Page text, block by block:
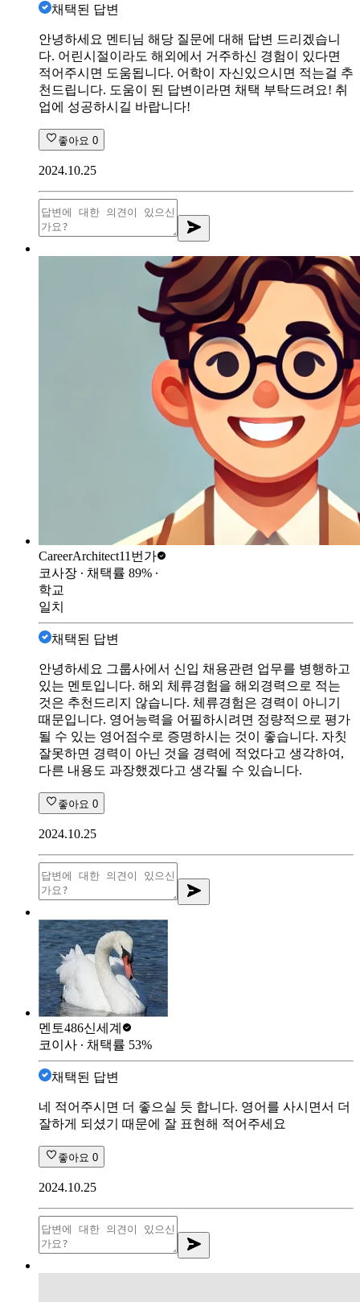
채택된 답변
안녕하세요 멘티님 해당 질문에 대해 답변 드리겠습니
다. 어린시절이라도 해외에서 거주하신 경험이 있다면
적어주시면 도움됩니다. 어학이 자신있으시면 적는걸 추
천드립니다. 도움이 된 답변이라면 채택 부탁드려요! 취
업에 성공하시길 바랍니다!
좋아요 0
2024.10.25
CareerArchitect11번가
코사장 ∙ 채택률 89% ∙
학교
일치
채택된 답변
안녕하세요 그룹사에서 신입 채용관련 업무를 병행하고
있는 멘토입니다. 해외 체류경험을 해외경력으로 적는
것은 추천드리지 않습니다. 체류경험은 경력이 아니기
때문입니다. 영어능력을 어필하시려면 정량적으로 평가
될 수 있는 영어점수로 증명하시는 것이 좋습니다. 자칫
잘못하면 경력이 아닌 것을 경력에 적었다고 생각하여,
다른 내용도 과장했겠다고 생각될 수 있습니다.
좋아요 0
2024.10.25
멘토486신세계
코이사 ∙ 채택률 53%
채택된 답변
네 적어주시면 더 좋으실 듯 합니다. 영어를 사시면서 더
잘하게 되셨기 때문에 잘 표현해 적어주세요
좋아요 0
2024.10.25